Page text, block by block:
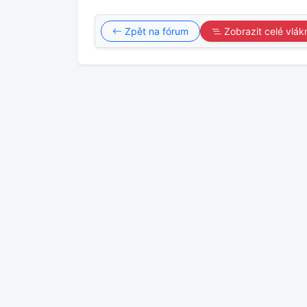
Zpět na fórum Zobrazit celé